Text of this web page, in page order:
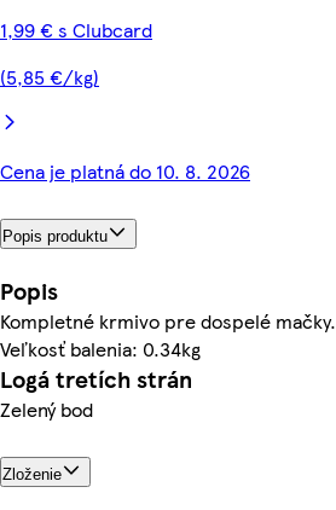
1,99 € s Clubcard
(5,85 €/kg)
Cena je platná do 10. 8. 2026
Popis produktu
Popis
Kompletné krmivo pre dospelé mačky.
Veľkosť balenia: 0.34kg
Logá tretích strán
Zelený bod
Zloženie